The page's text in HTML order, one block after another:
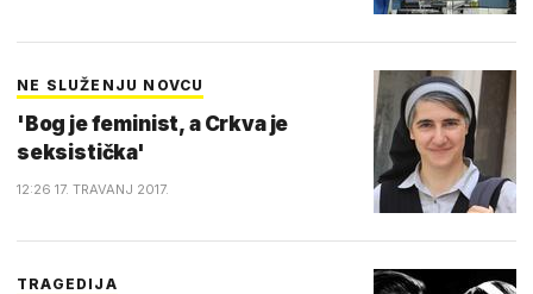
NE SLUŽENJU NOVCU
'Bog je feminist, a Crkva je
seksistička'
12:26 17. TRAVANJ 2017.
TRAGEDIJA